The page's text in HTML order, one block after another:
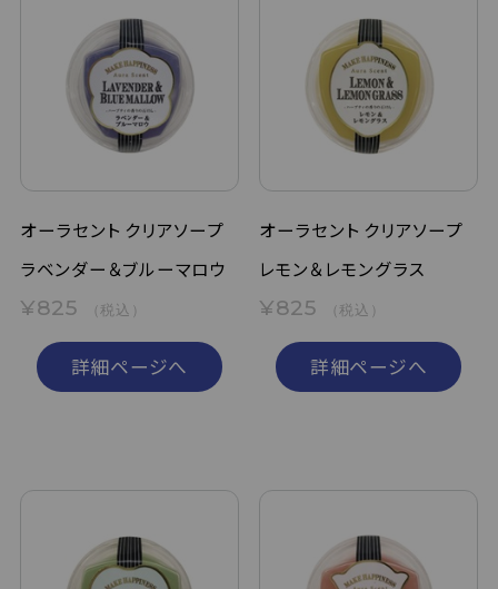
オーラセント クリアソープ
ラベンダー＆ブルーマロウ
¥825 （税込）
詳細ページへ
オーラセント クリアソープ
レモン＆レモングラス
¥825 （税込）
詳細ページへ